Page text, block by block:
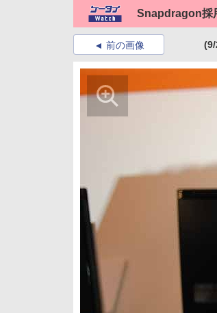
Snapdragon採
前の画像